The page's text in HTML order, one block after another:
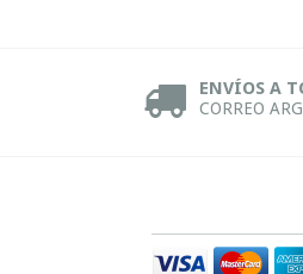
ENVÍOS A
CORREO